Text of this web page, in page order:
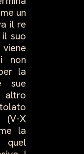
un
il re
suo
non
la
sue
altro
X
la
quel